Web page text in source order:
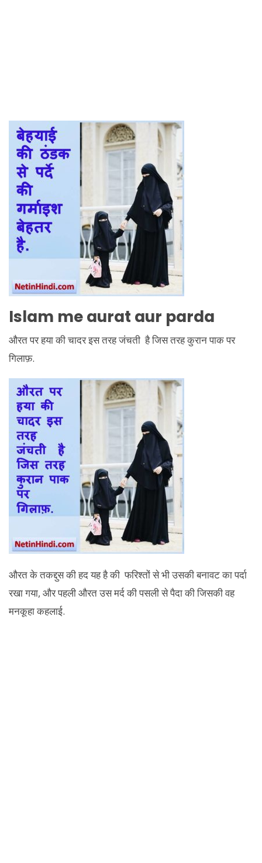
Islam me aurat aur parda
औरत पर हया की चादर इस तरह जंचती है जिस तरह कुरान पाक पर
गिलाफ़.
औरत के तकद्दुस की हद यह है की फरिश्तों से भी उसकी बनावट का पर्दा
रखा गया, और पहली औरत उस मर्द की पसली से पैदा की जिसकी वह
मनकूहा कहलाई.